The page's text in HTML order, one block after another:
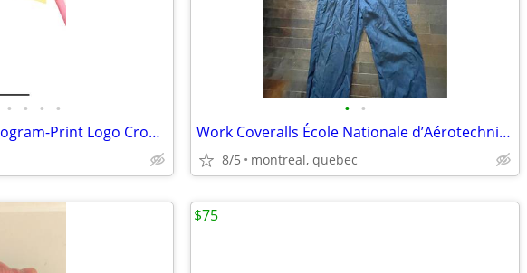
• • • •
Balmain X Barbie Monogram-Print Logo Cropped Hoodie
• •
Work Coveralls École Nationale d’Aérotechnique
8/5 montreal, quebec
$75